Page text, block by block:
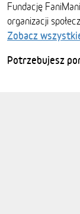
Fundację
organizacji
Zobacz
Potrzebujesz